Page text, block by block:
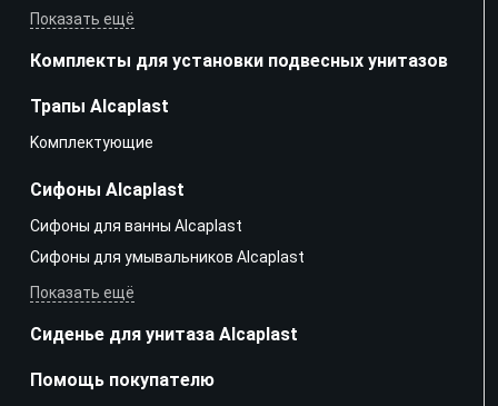
Показать ещё
Комплекты для установки подвесных унитазов
Трапы Alcaplast
Kомплектующие
Сифоны Alcaplast
Сифоны для ванны Alcaplast
Сифоны для умывальников Alcaplast
Показать ещё
Сиденье для унитаза Alcaplast
Помощь покупателю